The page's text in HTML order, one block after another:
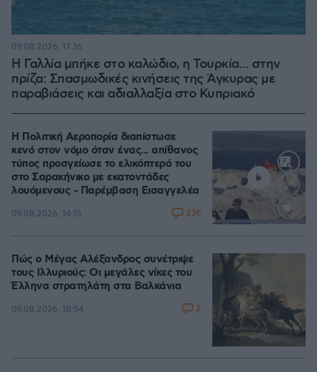
Η Γαλλία μπήκε στο καλώδιο, η Τουρκία... στην
πρίζα: Σπασμωδικές κινήσεις της Άγκυρας με
παραβιάσεις και αδιαλλαξία στο Κυπριακό
09.08.2026, 17:36
Loaded
Η Πολιτική Αεροπορία διαπίστωσε
κενό στον νόμο όταν ένας... απίθανος
τύπος προσγείωσε το ελικόπτερό του
στο Σαρακήνικο με εκατοντάδες
λουόμενους - Παρέμβαση Εισαγγελέα
09.08.2026, 14:15 236
Πώς ο Μέγας Αλέξανδρος συνέτριψε
τους Ιλλυριούς: Οι μεγάλες νίκες του
Έλληνα στρατηλάτη στα Βαλκάνια
09.08.2026, 18:54 2